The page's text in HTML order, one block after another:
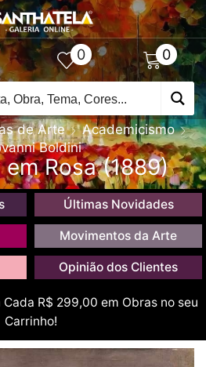
0 0
de Arte
Academicismo
Boldini
Rosa (1889)
Últimas Novidades
Movimentos da Arte
Opinião dos Clientes
Cada R$ 299,00 em Obras no seu
Carrinho!